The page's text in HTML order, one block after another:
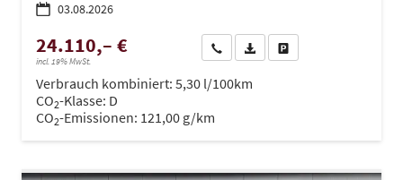
03.08.2026
24.110,– €
incl. 19% MwSt.
Wir rufen Sie anPDF-Datei, Fahrzeugexposé
Verbrauch kombiniert: 5,30 l/100km
CO2-Klasse: D
CO2-Emissionen: 121,00 g/km